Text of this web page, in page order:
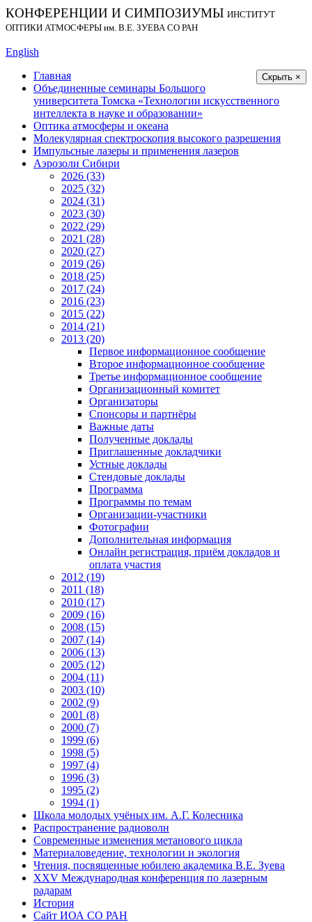
КОНФЕРЕНЦИИ И СИМПОЗИУМЫ ИНСТИТУТ
ОПТИКИ АТМОСФЕРЫ им. В.Е. ЗУЕВА СО РАН
English
Скрыть ×
Главная
Объединенные семинары Большого
университета Томска «Технологии искусственного
интеллекта в науке и образовании»
Оптика атмосферы и океана
Молекулярная спектроскопия высокого разрешения
Импульсные лазеры и применения лазеров
Аэрозоли Сибири
2026 (33)
2025 (32)
2024 (31)
2023 (30)
2022 (29)
2021 (28)
2020 (27)
2019 (26)
2018 (25)
2017 (24)
2016 (23)
2015 (22)
2014 (21)
2013 (20)
Первое информационное сообщение
Второе информационное сообщение
Третье информационное сообщение
Организационный комитет
Организаторы
Спонсоры и партнёры
Важные даты
Полученные доклады
Приглашенные докладчики
Устные доклады
Стендовые доклады
Программа
Программы по темам
Организации-участники
Фотографии
Дополнительная информация
Онлайн регистрация, приём докладов и
оплата участия
2012 (19)
2011 (18)
2010 (17)
2009 (16)
2008 (15)
2007 (14)
2006 (13)
2005 (12)
2004 (11)
2003 (10)
2002 (9)
2001 (8)
2000 (7)
1999 (6)
1998 (5)
1997 (4)
1996 (3)
1995 (2)
1994 (1)
Школа молодых учёных им. А.Г. Колесника
Распространение радиоволн
Современные изменения метанового цикла
Материаловедение, технологии и экология
Чтения, посвященные юбилею академика В.Е. Зуева
XXV Международная конференция по лазерным
радарам
История
Сайт ИОА СО РАН